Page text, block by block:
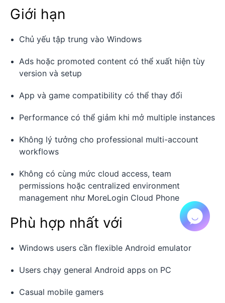
Giới hạn
Chủ yếu tập trung vào Windows
Ads hoặc promoted content có thể xuất hiện tùy
version và setup
App và game compatibility có thể thay đổi
Performance có thể giảm khi mở multiple instances
Không lý tưởng cho professional multi-account
workflows
Không có cùng mức cloud access, team
permissions hoặc centralized environment
management như MoreLogin Cloud Phone
Phù hợp nhất với
Windows users cần flexible Android emulator
Users chạy general Android apps on PC
Casual mobile gamers